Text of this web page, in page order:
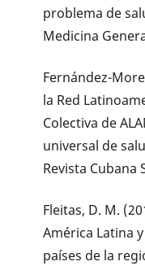
problema de
Medicina
Fernández-
la Red
Colectiva de
universal de
Revista Cubana
Fleitas, D. M.
América Latina
países de la